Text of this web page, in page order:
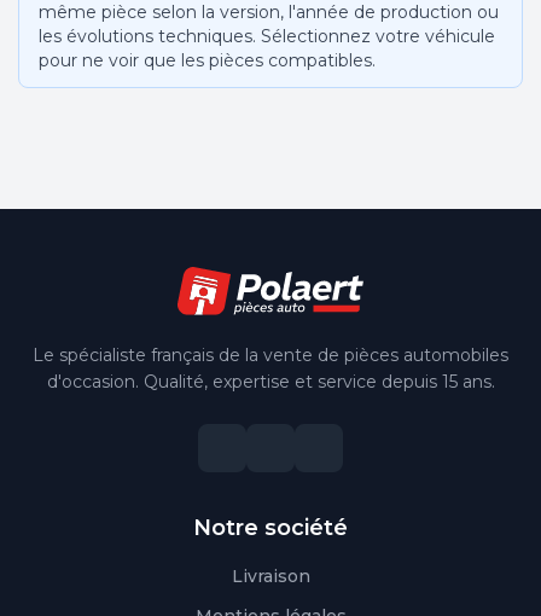
même pièce selon la version, l'année de production ou
les évolutions techniques. Sélectionnez votre véhicule
pour ne voir que les pièces compatibles.
Le spécialiste français de la vente de pièces automobiles
d'occasion. Qualité, expertise et service depuis 15 ans.
Notre société
Livraison